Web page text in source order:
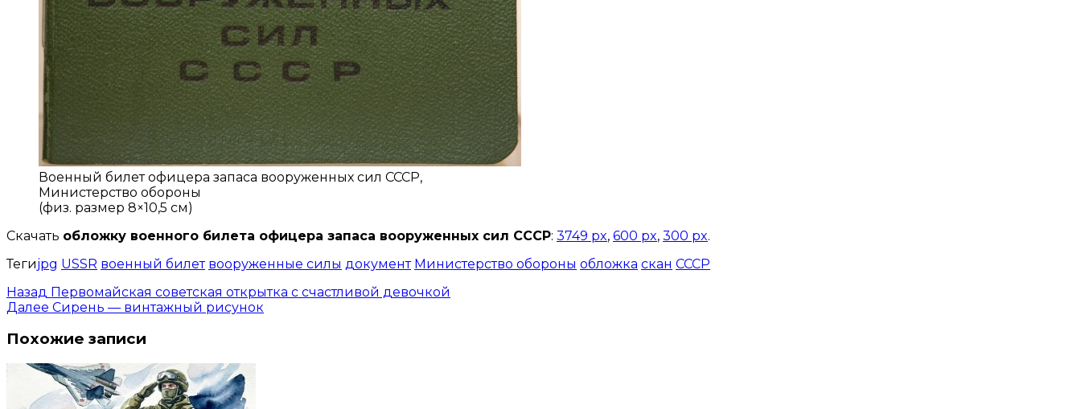
Военный билет офицера запаса вооруженных сил СССР,
Министерство обороны
(физ. размер 8×10,5 см)
Скачать обложку военного билета офицера запаса вооруженных сил СССР: 3749 px, 600 px, 300 px.
Тегиjpg USSR военный билет вооруженные силы документ Министерство обороны обложка скан СССР
Назад Первомайская советская открытка с счастливой девочкой
Далее Сирень — винтажный рисунок
Похожие записи